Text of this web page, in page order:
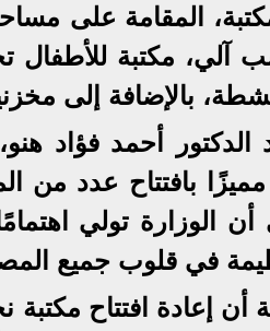
الدكتور أحمد فؤاد
بافتتاح عدد من
أن الوزارة تولي
في قلوب جميع
أن إعادة افتتاح مكتبة